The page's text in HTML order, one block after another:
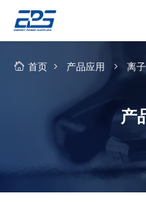
首页 产品应用 离
产